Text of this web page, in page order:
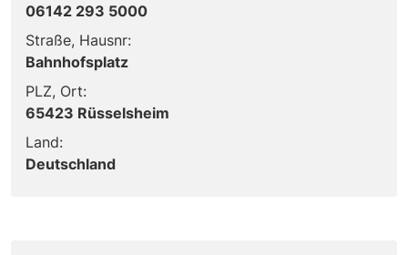
06142 293 5000
Straße, Hausnr:
Bahnhofsplatz
PLZ, Ort:
65423 Rüsselsheim
Land:
Deutschland